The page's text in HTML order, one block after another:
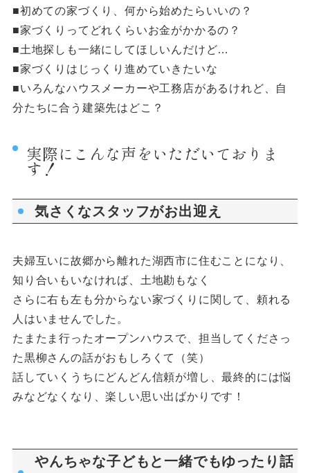
■初めての家づくり、何から始めたらいいの？
■家づくりってどれくらいお金がかかるの？
■土地探しも一緒にしてほしいんだけど…
■家づくりはじっくり進めていきたいな
■いろんなハウスメーカーや工務店があるけれど、自
分たちに合う建築先はどこ？
実際にこんな声をいただいておりま
す！
気さくなスタッフがお出迎え
夫婦互いに故郷から離れた湖西市に住むことになり、
知り合いもいなければ、土地勘もなく
さらに右も左も分からない家づくりに関して、頼れる
人はいませんでした。
たまたま行ったオープンハウスで、担当してくださっ
た黒柳さんの話がおもしろくて（笑）
話していくうちにどんどん信頼が増し、最終的には悩
みなどなくなり、楽しい思い出ばかりです！
やんちゃな子どもと一緒でもゆったり話